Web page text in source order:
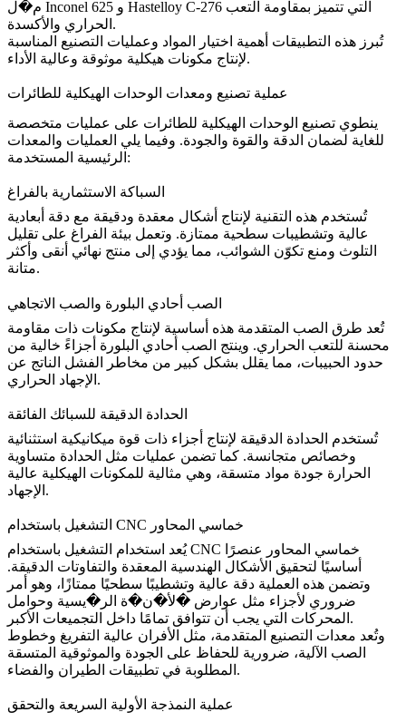
Inconel 625 Hastelloy C-276
الحراري والأكسدة.
تُبرز هذه التطبيقات أهمية اختيار
المواد وعمليات التصنيع المناسبة
لإنتاج مكونات هيكلية موثوقة وعالية الأداء.
عملية تصنيع ومعدات الوحدات الهيكلية للطائرات
ينطوي تصنيع الوحدات الهيكلية للطائرات على عمليات متخصصة
للغاية لضمان الدقة والقوة والجودة. وفيما يلي العمليات والمعدات
الرئيسية المستخدمة:
السباكة الاستثمارية بالفراغ
تُستخدم هذه التقنية لإنتاج أشكال معقدة ودقيقة مع دقة أبعادية
عالية وتشطيبات سطحية ممتازة. وتعمل بيئة الفراغ على تقليل
التلوث ومنع تكوّن الشوائب، مما يؤدي إلى منتج نهائي أنقى وأكثر
متانة.
الصب أحادي البلورة والصب الاتجاهي
تُعد طرق الصب المتقدمة هذه أساسية لإنتاج مكونات ذات مقاومة
محسنة للتعب الحراري. وينتج الصب أحادي البلورة أجزاءً خالية من
حدود الحبيبات، مما يقلل بشكل كبير من مخاطر الفشل الناتج عن
الإجهاد الحراري.
الحدادة الدقيقة للسبائك الفائقة
تُستخدم الحدادة الدقيقة لإنتاج أجزاء ذات قوة ميكانيكية استثنائية
وخصائص متجانسة. كما تضمن عمليات مثل الحدادة متساوية
الحرارة جودة مواد متسقة، وهي مثالية للمكونات الهيكلية عالية
الإجهاد.
التشغيل باستخدام CNC خماسي المحاور
يُعد استخدام
التشغيل باستخدام CNC خماسي المحاور
عنصرًا
أساسيًا لتحقيق الأشكال الهندسية المعقدة والتفاوتات الدقيقة.
وتضمن هذه العملية دقة عالية وتشطيبًا سطحيًا ممتازًا، وهو أمر
ضروري لأجزاء مثل عوارض �لأ�ن�ة الر�يسية وحوامل
المحركات التي يجب أن تتوافق تمامًا داخل التجميعات الأكبر.
وتُعد معدات التصنيع المتقدمة، مثل الأفران عالية التفريغ وخطوط
الصب الآلية، ضرورية للحفاظ على الجودة والموثوقية المتسقة
المطلوبة في تطبيقات الطيران والفضاء.
عملية النمذجة الأولية السريعة والتحقق